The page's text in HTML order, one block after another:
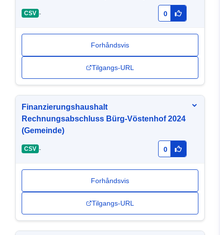
CSV - 0
Forhåndsvis
Tilgangs-URL
Finanzierungshaushalt
Rechnungsabschluss Bürg-Vöstenhof 2024
(Gemeinde)
CSV - 0
Forhåndsvis
Tilgangs-URL